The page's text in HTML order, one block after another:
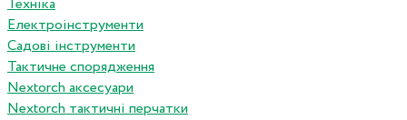
Техніка
Електроінструменти
Садові інструменти
Тактичне спорядження
Nextorch аксесуари
Nextorch тактичні перчатки